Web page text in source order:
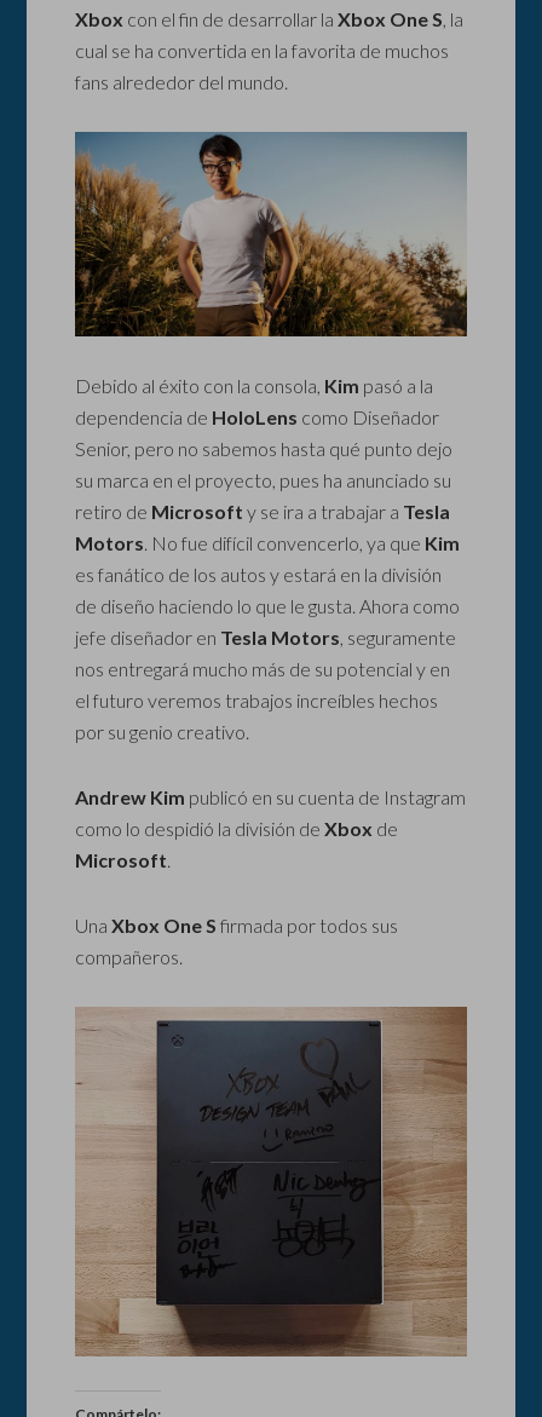
Xbox con el fin de desarrollar laXbox One S, la
cual se ha convertida en la favorita de muchos
fans alrededor del mundo.
Debido al éxito con la consola, Kim pasó a la
dependencia de HoloLens como Diseñador
Senior, pero no sabemos hasta qué punto dejo
su marca en el proyecto, pues ha anunciado su
retiro de Microsoft y se ira a trabajar a Tesla
Motors . No fue difícil convencerlo, ya que Kim
es fanático de los autos y estará en la división
de diseño haciendo lo que le gusta. Ahora como
jefe diseñador en Tesla Motors , seguramente
nos entregará mucho más de su potencial y en
el futuro veremos trabajos increíbles hechos
por su genio creativo.
Andrew Kim publicó en su cuenta de Instagram
como lo despidió la división deXbox de
Microsoft
UnaXbox One S firmada por todos sus
compañeros.